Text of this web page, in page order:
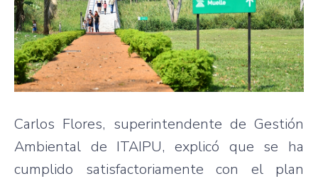
Carlos Flores, superintendente de Gestión
Ambiental de ITAIPU, explicó que se ha
cumplido satisfactoriamente con el plan